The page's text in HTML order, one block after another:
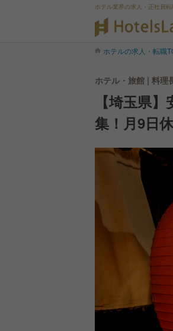
ホテル業界の求人・正社員
ホテルの求人・転職
ホテル・旅館 | 料理
【埼玉県
集！月9日休